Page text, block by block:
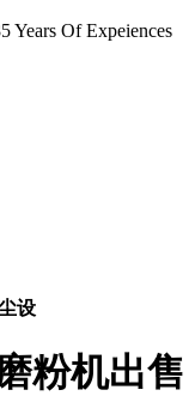
Years Of Expeiences
设
粉机出售